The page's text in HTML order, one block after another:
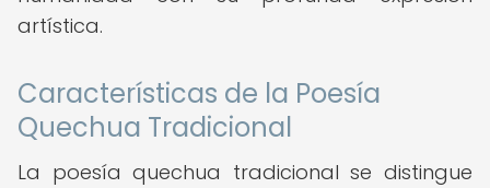
artística.
Características de la Poesía
Quechua Tradicional
La poesía quechua tradicional se distingue